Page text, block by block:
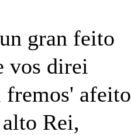
gran feito
vos direi
fremos' afeito
Rei,